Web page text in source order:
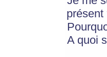
présent
A quoi